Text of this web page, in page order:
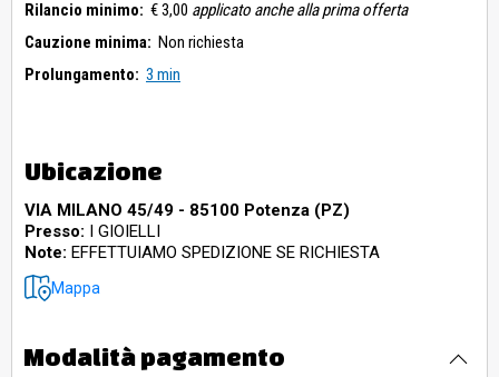
Rilancio minimo: € 3,00 applicato anche alla prima offerta
Cauzione minima: Non richiesta
Prolungamento: 3 min
Ubicazione
VIA MILANO 45/49 - 85100 Potenza (PZ)
Presso: I GIOIELLI
Note: EFFETTUIAMO SPEDIZIONE SE RICHIESTA
Mappa
Modalità pagamento